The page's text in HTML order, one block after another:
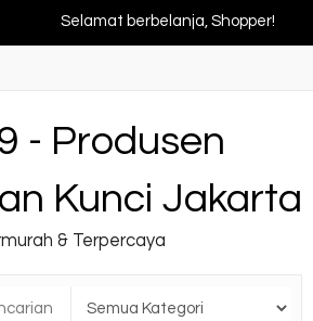
Selamat berbelanja, Shopper!
- Produsen
Kunci Jakarta
& Terpercaya